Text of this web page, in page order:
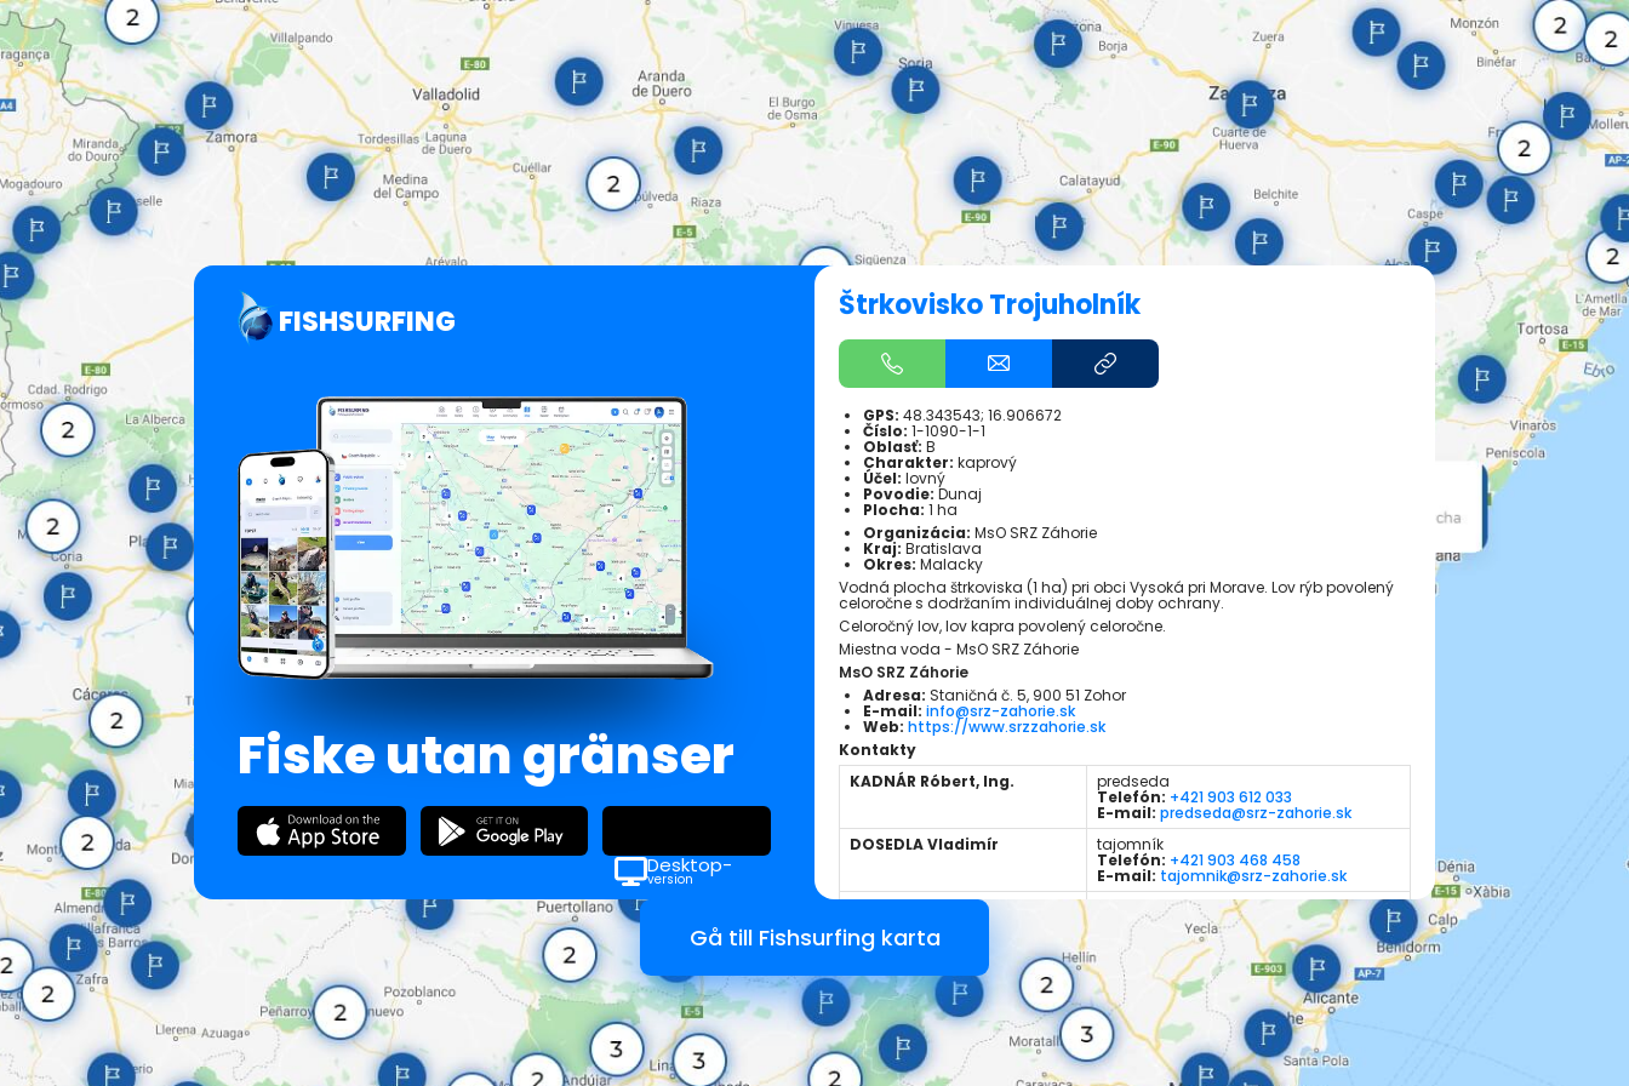
FISHSURFING
Fiske utan gränser
Desktop-
version
Štrkovisko Trojuholník
GPS: 48.343543; 16.906672
Číslo: 1-1090-1-1
Oblasť: B
Charakter: kaprový
Účel: lovný
Povodie: Dunaj
Plocha: 1 ha
Organizácia: MsO SRZ Záhorie
Kraj: Bratislava
Okres: Malacky
Vodná plocha štrkoviska (1 ha) pri obci Vysoká pri Morave. Lov rýb povolený
celoročne s dodržaním individuálnej doby ochrany.
Celoročný lov, lov kapra povolený celoročne.
Miestna voda - MsO SRZ Záhorie
MsO SRZ Záhorie
Adresa: Staničná č. 5, 900 51 Zohor
E-mail: info@srz-zahorie.sk
Web: https://www.srzzahorie.sk
Kontakty
KADNÁR Róbert, Ing.
predseda
Telefón: +421 903 612 033
E-mail: predseda@srz-zahorie.sk
DOSEDLA Vladimír
tajomník
Telefón: +421 903 468 458
E-mail: tajomnik@srz-zahorie.sk
MÜLLER Roman, DiS.art.
rybársky hospodár
Telefón: +421 903 444 412
hospodar@srz-zahorie.sk
Närliggande platser:
Štrkovisko Štvorec
Slovakien
Gå till Fishsurfing karta